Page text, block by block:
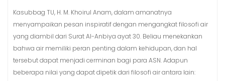
Kasubbag TU, H. M. Khoirul Anam, dalam amanatnya
menyampaikan pesan inspiratif dengan mengangkat filosofi air
yang diambil dari Surat Al-Anbiya ayat 30. Beliau menekankan
bahwa air memiliki peran penting dalam kehidupan, dan hal
tersebut dapat menjadi cerminan bagi para ASN. Adapun
beberapa nilai yang dapat dipetik dari filosofi air antara lain: